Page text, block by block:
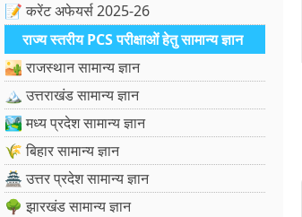
📝 करेंट अफेयर्स 2025-26
राज्य स्तरीय PCS परीक्षाओं हेतु सामान्य ज्ञान
🏜️ राजस्थान सामान्य ज्ञान
🏔️ उत्तराखंड सामान्य ज्ञान
🏞️ मध्य प्रदेश सामान्य ज्ञान
🌾 बिहार सामान्य ज्ञान
🏯 उत्तर प्रदेश सामान्य ज्ञान
🌳 झारखंड सामान्य ज्ञान